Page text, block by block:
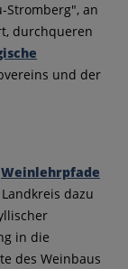
Stromberg", an
durchqueren
und der
Weinlehrpfade
dazu
in die
des Weinbaus